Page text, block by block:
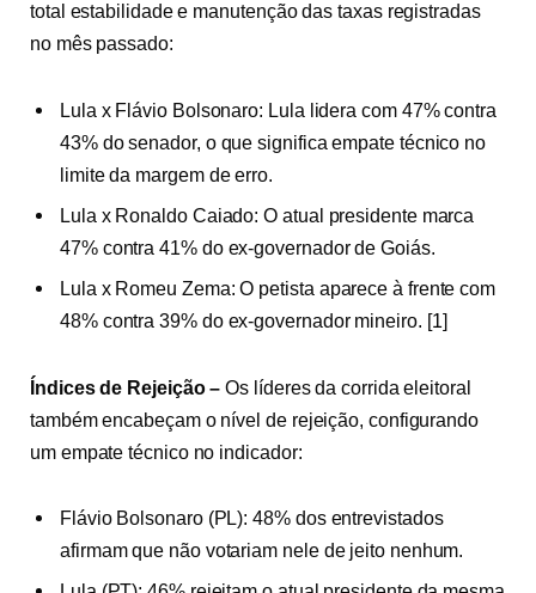
total estabilidade e manutenção das taxas registradas
no mês passado:
Lula x Flávio Bolsonaro: Lula lidera com 47% contra
43% do senador, o que significa empate técnico no
limite da margem de erro.
Lula x Ronaldo Caiado: O atual presidente marca
47% contra 41% do ex-governador de Goiás.
Lula x Romeu Zema: O petista aparece à frente com
48% contra 39% do ex-governador mineiro. [1]
Índices de Rejeição –Os líderes da corrida eleitoral
também encabeçam o nível de rejeição, configurando
um empate técnico no indicador:
Flávio Bolsonaro (PL): 48% dos entrevistados
afirmam que não votariam nele de jeito nenhum.